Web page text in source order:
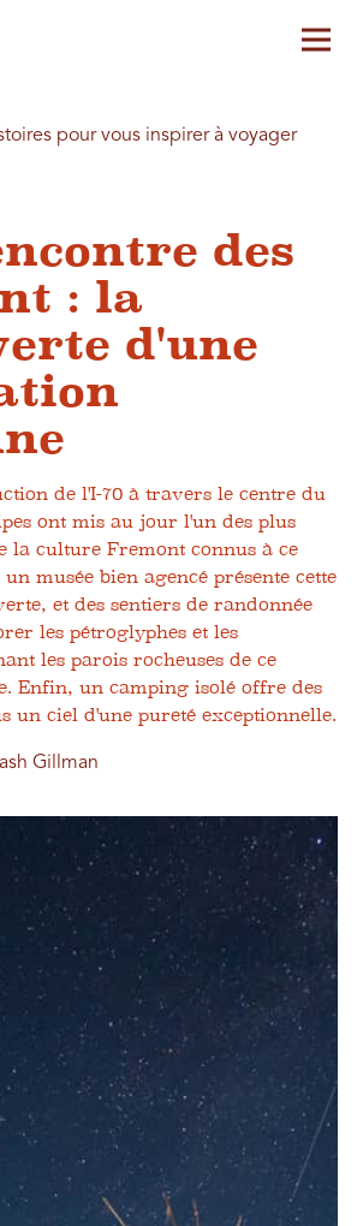
pour vous inspirer à voyager
des
: la
d'une
de l'I-70 à travers le centre du
ont mis au jour l'un des plus
la culture Fremont connus à ce
musée bien agencé présente cette
et des sentiers de randonnée
les pétroglyphes et les
les parois rocheuses de ce
Enfin, un camping isolé offre des
un ciel d'une pureté exceptionnelle.
Gillman